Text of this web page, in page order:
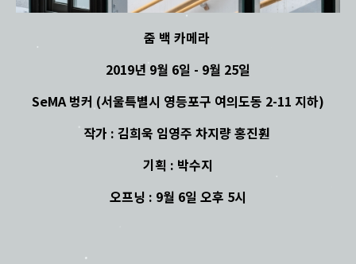
줌 백 카메라
2019년 9월 6일 - 9월 25일
SeMA 벙커 (서울특별시 영등포구 여의도동 2-11 지하)
작가 : 김희욱 임영주 차지량 홍진훤
기획 : 박수지
오프닝 : 9월 6일 오후 5시